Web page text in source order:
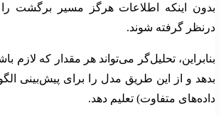
بدون اینکه اطلاعات هرگز مسیر برگشت
درنظر گرفته شوند.
بنابراین، تحلیل‌گر می‌تواند هر مقدار که لازم
بدهد و از این طریق مدل را برای پیش‌بینی
داده‌های متفاوت) تعلیم دهد.